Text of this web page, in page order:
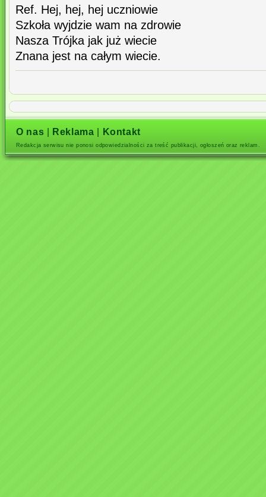
Ref. Hej, hej, hej uczniowie
Szkoła wyjdzie wam na zdrowie
Nasza Trójka jak już wiecie
Znana jest na całym wiecie.
O nas Reklama Kontakt
Redakcja serwisu nie ponosi odpowiedzialności za treść publikacji, ogłoszeń oraz reklam.